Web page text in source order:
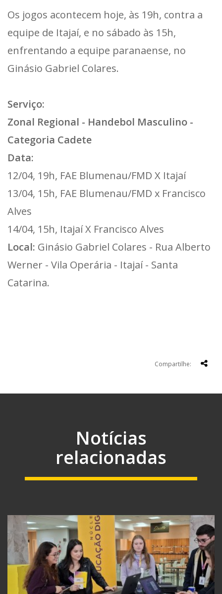
Os jogos acontecem hoje, às 19h, contra a
equipe de Itajaí, e no sábado às 15h,
enfrentando a equipe paranaense, no
Ginásio Gabriel Colares.
Serviço:
Zonal Regional - Handebol Masculino -
Categoria Cadete
Data:
12/04, 19h, FAE Blumenau/FMD X Itajaí
13/04, 15h, FAE Blumenau/FMD x Francisco
Alves
14/04, 15h, Itajaí X Francisco Alves
Local: Ginásio Gabriel Colares - Rua Alberto
Werner - Vila Operária - Itajaí - Santa
Catarina.
Compartilhe:
Notícias
relacionadas